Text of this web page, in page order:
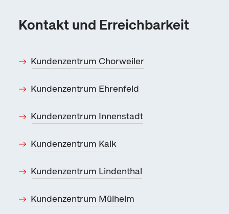
Kontakt und Erreichbarkeit
Kundenzentrum Chorweiler
Kundenzentrum Ehrenfeld
Kundenzentrum Innenstadt
Kundenzentrum Kalk
Kundenzentrum Lindenthal
Kundenzentrum Mülheim